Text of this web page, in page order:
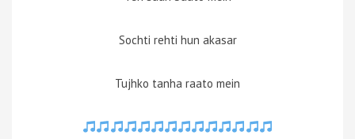
Sochti rehti hun akasar
Tujhko tanha raato mein